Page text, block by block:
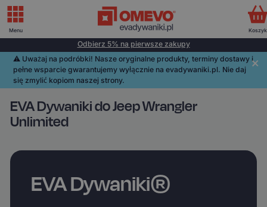
Odbierz 5% na pierwsze zakupy
⚠️️ Uważaj na podróbki! Nasze oryginalne produkty, terminy dostawy i
pełne wsparcie gwarantujemy wyłącznie na evadywaniki.pl. Nie daj
się zmylić kopiom naszej strony.
EVA Dywaniki do Jeep Wrangler
Unlimited
EVA Dywaniki®
Menu Koszyk